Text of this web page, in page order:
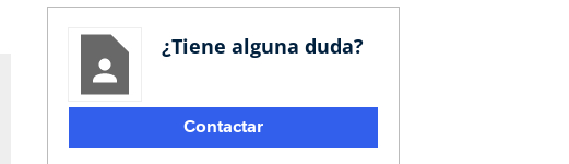
¿Tiene alguna duda?
Contactar